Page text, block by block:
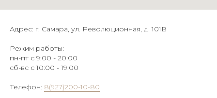
Адрес: г. Самара, ул. Революционная, д. 101В
Режим работы:
пн-пт с 9:00 - 20:00
сб-вс с 10:00 - 19:00
Телефон: 8(927)200-10-80